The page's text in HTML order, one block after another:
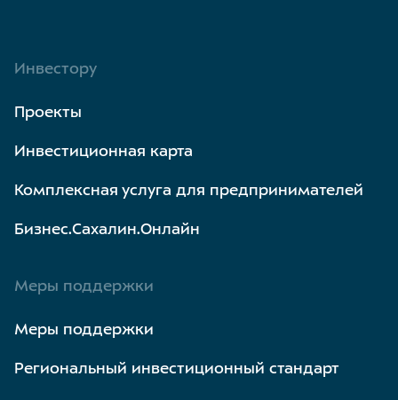
Инвестору
Проекты
Инвестиционная карта
Комплексная услуга для предпринимателей
Бизнес.Сахалин.Онлайн
Меры поддержки
Меры поддержки
Региональный инвестиционный стандарт